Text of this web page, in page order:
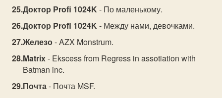
Доктор Profi 1024K- По маленькому.
Доктор Profi 1024K- Между нами, девочками.
Железо- AZX Monstrum.
Matrix- Ekscess from Regress in assotiation with
Batman inc.
Почта- Почта MSF.